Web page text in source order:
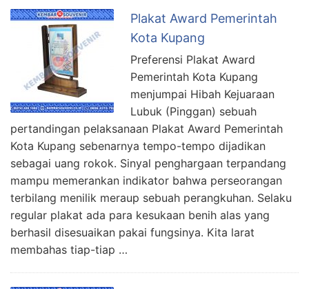
Plakat Award Pemerintah
Kota Kupang
Preferensi Plakat Award
Pemerintah Kota Kupang
menjumpai Hibah Kejuaraan
Lubuk (Pinggan) sebuah
pertandingan pelaksanaan Plakat Award Pemerintah
Kota Kupang sebenarnya tempo-tempo dijadikan
sebagai uang rokok. Sinyal penghargaan terpandang
mampu memerankan indikator bahwa perseorangan
terbilang menilik meraup sebuah perangkuhan. Selaku
regular plakat ada para kesukaan benih alas yang
berhasil disesuaikan pakai fungsinya. Kita larat
membahas tiap-tiap …